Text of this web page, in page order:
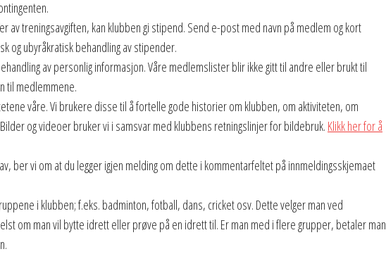
av treningsavgiften, kan klubben gi stipend. Send e-post med navn på medlem og kort
og ubyråkratisk behandling av stipender.
av personlig informasjon. Våre medlemslister blir ikke gitt til andre eller brukt til
til medlemmene.
våre. Vi brukere disse til å fortelle gode historier om klubben, om aktiviteten, om
og videoer bruker vi i samsvar med klubbens retningslinjer for bildebruk. Klikk her for å
ber vi om at du legger igjen melding om dette i kommentarfeltet på innmeldingsskjemaet
i klubben; f.eks. badminton, fotball, dans, cricket osv. Dette velger man ved
om man vil bytte idrett eller prøve på en idrett til. Er man med i flere grupper, betaler man